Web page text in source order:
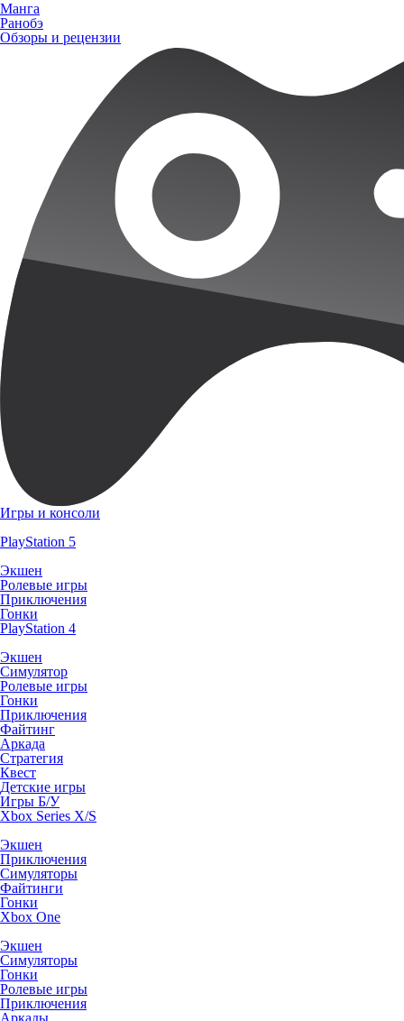
Манга
Ранобэ
Обзоры и рецензии
Игры и консоли
PlayStation 5
Экшен
Ролевые игры
Приключения
Гонки
PlayStation 4
Экшен
Симулятор
Ролевые игры
Гонки
Приключения
Файтинг
Аркада
Стратегия
Квест
Детские игры
Игры Б/У
Xbox Series X/S
Экшен
Приключения
Симуляторы
Файтинги
Гонки
Xbox One
Экшен
Симуляторы
Гонки
Ролевые игры
Приключения
Аркады